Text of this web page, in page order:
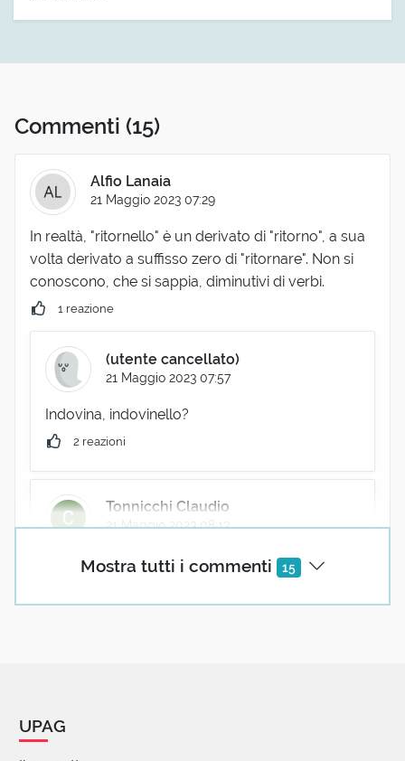
Commenti (15)
Mostra tutti i commenti 15
Alfio Lanaia
21 Maggio 2023 07:29
In realtà, "ritornello" è un derivato di "ritorno", a sua
volta derivato a suffisso zero di "ritornare". Non si
conoscono, che si sappia, diminutivi di verbi.
1 reazione
(utente cancellato)
21 Maggio 2023 07:57
Indovina, indovinello?
2 reazioni
Tonnicchi Claudio
21 Maggio 2023 08:13
Nostos Algia?
" La bouilloire fredonnait son refrain régulier "
UPAG